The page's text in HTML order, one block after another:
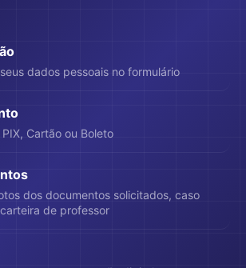
dados pessoais no formulário
Cartão ou Boleto
dos documentos solicitados, caso
de professor